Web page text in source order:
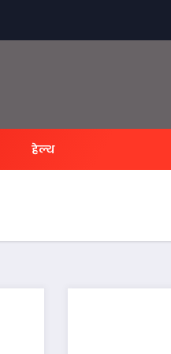
हेल्थ